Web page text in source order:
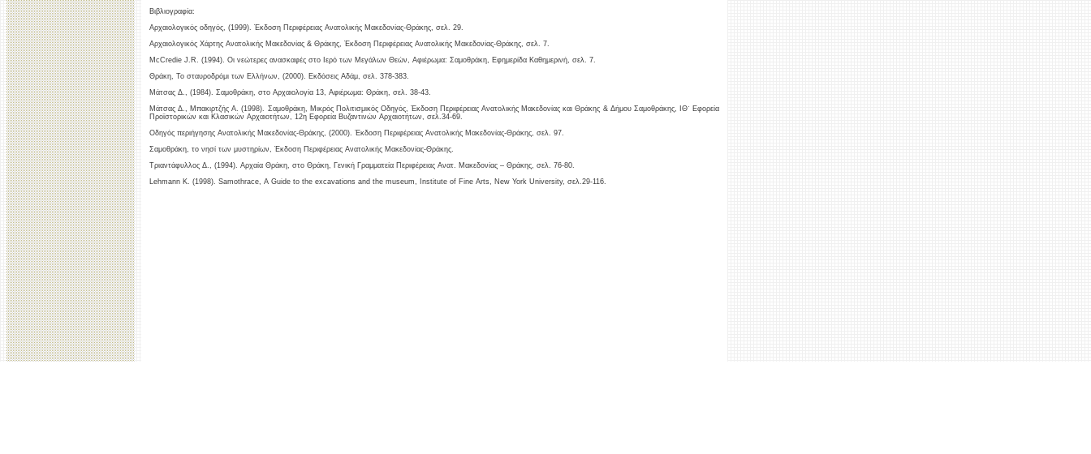
Βιβλιογραφία:
Αρχαιολογικός οδηγός, (1999). Έκδοση Περιφέρειας Ανατολικής Μακεδονίας-Θράκης, σελ. 29.
Αρχαιολογικός Χάρτης Ανατολικής Μακεδονίας & Θράκης, Έκδοση Περιφέρειας Ανατολικής Μακεδονίας-Θράκης, σελ. 7.
McCredie J.R. (1994). Οι νεώτερες ανασκαφές στο Ιερό των Μεγάλων Θεών, Αφιέρωμα: Σαμοθράκη, Εφημερίδα Καθημερινή, σελ. 7.
Θράκη, Το σταυροδρόμι των Ελλήνων, (2000). Εκδόσεις Αδάμ, σελ. 378-383.
Μάτσας Δ., (1984). Σαμοθράκη, στο Αρχαιολογία 13, Αφιέρωμα: Θράκη, σελ. 38-43.
Μάτσας Δ., Μπακιρτζής Α. (1998). Σαμοθράκη, Μικρός Πολιτισμικός Οδηγός, Έκδοση Περιφέρειας Ανατολικής Μακεδονίας και Θράκης & Δήμου Σαμοθράκης, ΙΘ΄ Εφορεία
Προϊστορικών και Κλασικών Αρχαιοτήτων, 12η Εφορεία Βυζαντινών Αρχαιοτήτων, σελ.34-69.
Οδηγός περιήγησης Ανατολικής Μακεδονίας-Θράκης, (2000). Έκδοση Περιφέρειας Ανατολικής Μακεδονίας-Θράκης, σελ. 97.
Σαμοθράκη, το νησί των μυστηρίων, Έκδοση Περιφέρειας Ανατολικής Μακεδονίας-Θράκης.
Τριαντάφυλλος Δ., (1994). Αρχαία Θράκη, στο Θράκη, Γενική Γραμματεία Περιφέρειας Ανατ. Μακεδονίας – Θράκης, σελ. 76-80.
Lehmann K. (1998). Samothrace, A Guide to the excavations and the museum, Institute of Fine Arts, New York University, σελ.29-116.